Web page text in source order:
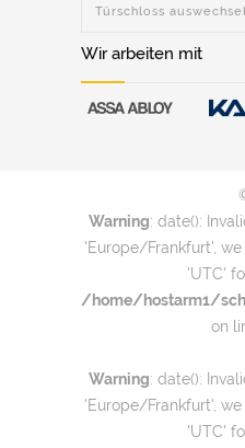
Türschloss
Wir arbeiten mit
Warning: date():
'Europe/Frankfurt',
'UTC'
/home/hostarm1/
on
Warning: date():
'Europe/Frankfurt',
'UTC'